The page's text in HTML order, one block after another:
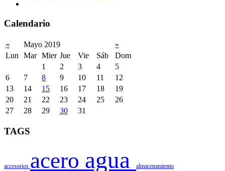
Calendario
« Mayo 2019
»
Lun
Mar Mier Jue Vie Sáb
Dom
1
2 3 4
5
6
7 8 9 10 11
12
13
14 15 16 17 18
19
20
21 22 23 24 25
26
27
28 29 30 31
TAGS
accesorios acero agua almacenamiento